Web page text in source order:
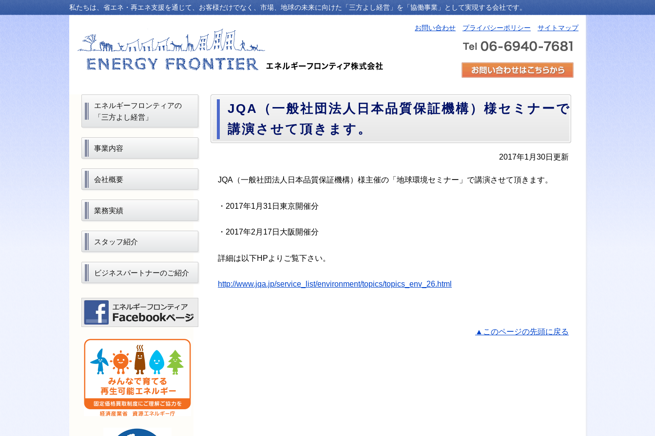
私たちは、省エネ・再エネ支援を通じて、お客様だけでなく、市場、地球の未来に向けた「三方よし経営」を「協働事業」として実現する会社です。
お問い合わせ プライバシーポリシー サイトマップ
JQA（一般社団法人日本品質保証機構）様セミナーで
講演させて頂きます。
2017年1月30日更新
JQA（一般社団法人日本品質保証機構）様主催の「地球環境セミナー」で講演させて頂きます。
・2017年1月31日東京開催分
・2017年2月17日大阪開催分
詳細は以下HPよりご覧下さい。
http://www.jqa.jp/service_list/environment/topics/topics_env_26.html
▲このページの先頭に戻る
エネルギーフロンティアの
「三方よし経営」
事業内容
会社概要
業務実績
スタッフ紹介
ビジネスパートナーのご紹介